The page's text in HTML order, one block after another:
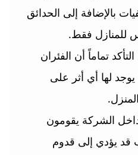
بالإضافة إلى الحدائق
للمنازل فقط.
تماماً أن الفئران
لها أي أثر على
الشركة يقومون
يؤدي إلى قدوم